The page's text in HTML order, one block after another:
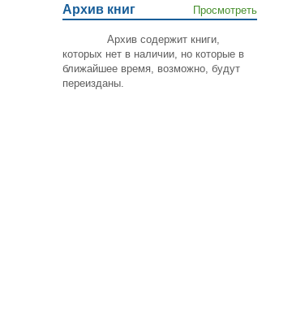
Архив книг Просмотреть
Архив содержит книги,
которых нет в наличии, но которые в
ближайшее время, возможно, будут
переизданы.